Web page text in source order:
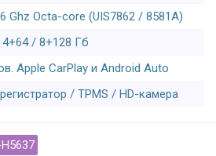
Ghz Octa-core (UIS7862 / 8581A)
/ 8+128 Гб
Apple CarPlay и Android Auto
/ TPMS / HD-камера